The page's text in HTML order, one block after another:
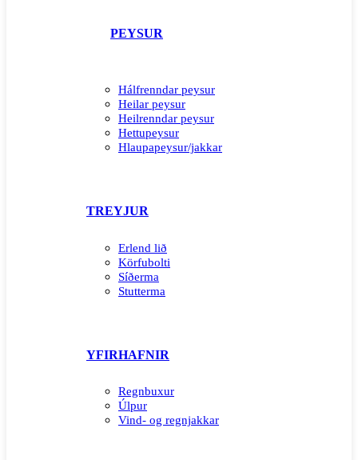
PEYSUR
Hálfrenndar peysur
Heilar peysur
Heilrenndar peysur
Hettupeysur
Hlaupapeysur/jakkar
TREYJUR
Erlend lið
Körfubolti
Síðerma
Stutterma
YFIRHAFNIR
Regnbuxur
Úlpur
Vind- og regnjakkar